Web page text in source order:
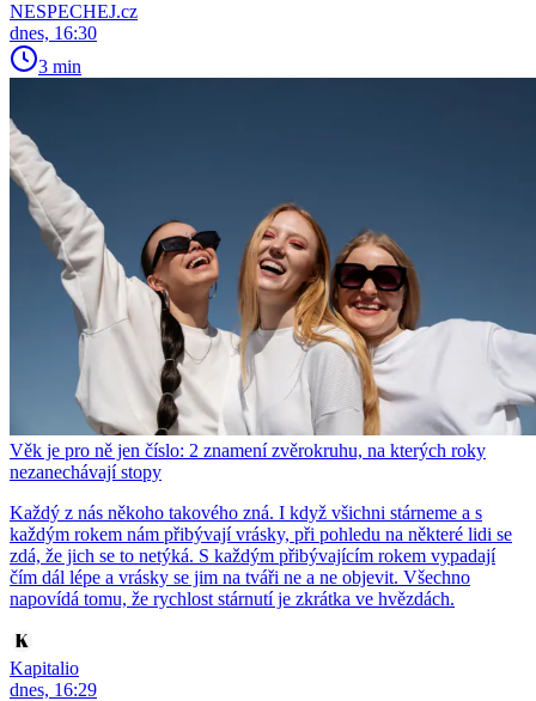
NESPECHEJ.cz
dnes, 16:30
3 min
Věk je pro ně jen číslo: 2 znamení zvěrokruhu, na kterých roky
nezanechávají stopy
Každý z nás někoho takového zná. I když všichni stárneme a s
každým rokem nám přibývají vrásky, při pohledu na některé lidi se
zdá, že jich se to netýká. S každým přibývajícím rokem vypadají
čím dál lépe a vrásky se jim na tváři ne a ne objevit. Všechno
napovídá tomu, že rychlost stárnutí je zkrátka ve hvězdách.
Kapitalio
dnes, 16:29